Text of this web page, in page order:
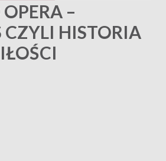
–
CZYLI HISTORIA